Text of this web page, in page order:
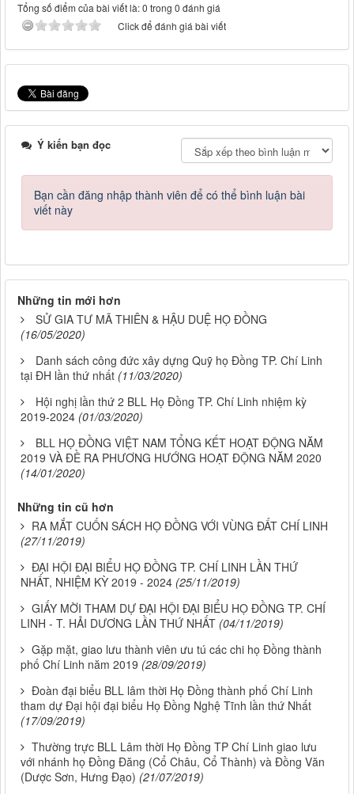
Tổng số điểm của bài viết là: 0 trong 0 đánh giá
Click để đánh giá bài viết
Ý kiến bạn đọc
Bạn cần đăng nhập thành viên để có thể bình luận bài
viết này
Những tin mới hơn
SỬ GIA TƯ MÃ THIÊN & HẬU DUỆ HỌ ĐỒNG
(16/05/2020)
Danh sách công đức xây dựng Quỹ họ Đồng TP. Chí Linh
tại ĐH lần thứ nhất (11/03/2020)
Hội nghị lần thứ 2 BLL Họ Đồng TP. Chí Linh nhiệm kỳ
2019-2024 (01/03/2020)
BLL HỌ ĐỒNG VIỆT NAM TỔNG KẾT HOẠT ĐỘNG NĂM
2019 VÀ ĐỀ RA PHƯƠNG HƯỚNG HOẠT ĐỘNG NĂM 2020
(14/01/2020)
Những tin cũ hơn
RA MẮT CUỐN SÁCH HỌ ĐỒNG VỚI VÙNG ĐẤT CHÍ LINH
(27/11/2019)
ĐẠI HỘI ĐẠI BIỂU HỌ ĐỒNG TP. CHÍ LINH LẦN THỨ
NHẤT, NHIỆM KỲ 2019 - 2024 (25/11/2019)
GIẤY MỜI THAM DỰ ĐẠI HỘI ĐẠI BIỂU HỌ ĐỒNG TP. CHÍ
LINH - T. HẢI DƯƠNG LẦN THỨ NHẤT (04/11/2019)
Gặp mặt, giao lưu thành viên ưu tú các chi họ Đồng thành
phố Chí Linh năm 2019 (28/09/2019)
Đoàn đại biểu BLL lâm thời Họ Đồng thành phố Chí Linh
tham dự Đại hội đại biểu Họ Đồng Nghệ Tĩnh lần thứ Nhất
(17/09/2019)
Thường trực BLL Lâm thời Họ Đồng TP Chí Linh giao lưu
với nhánh họ Đồng Đăng (Cổ Châu, Cổ Thành) và Đồng Văn
(Dược Sơn, Hưng Đạo) (21/07/2019)